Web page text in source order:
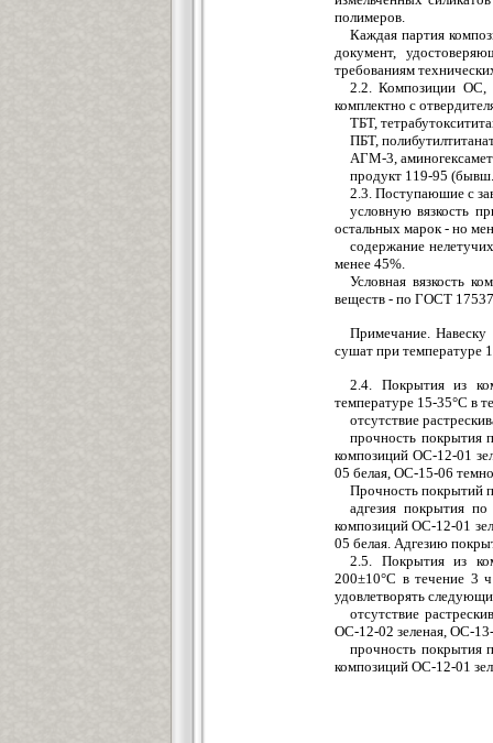
полимеров.
Каждая партия
документ,
требованиям
2.2. Композиции ОС,
комплектно с
ТБТ,
ПБТ,
АГМ-3,
продукт 119-95
2.3. Поступаюшие с
условную вязкость
остальных марок - но
содержание
менее 45%.
Условная вязкость
веществ - по ГОСТ
Примечание.
сушат при температуре
2.4. Покрытия из
температуре 15-35°С в
отсутствие
прочность покрытия
композиций ОС-12-01
05 белая, ОС-15-06
Прочность покрытий
адгезия покрытия
композиций ОС-12-01
05 белая. Адгезию
2.5. Покрытия из
200±10°С в течение 3
удовлетворять
отсутствие
ОС-12-02 зеленая, ОС-
прочность покрытия
композиций ОС-12-01